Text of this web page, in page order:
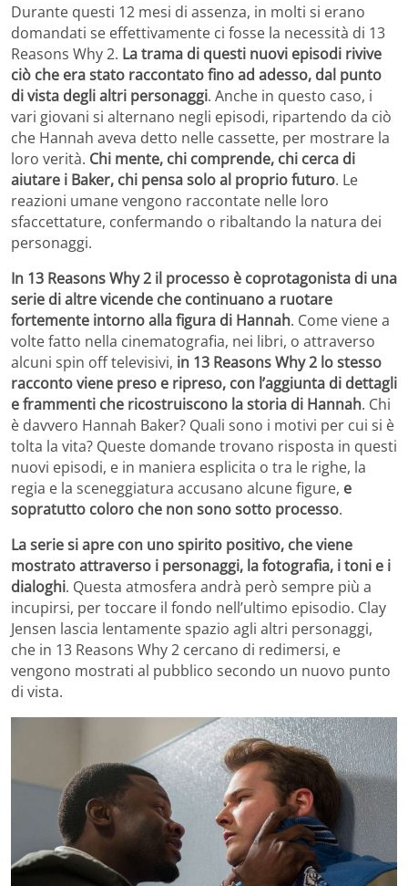
Durante questi 12 mesi di assenza, in molti si erano
domandati se effettivamente ci fosse la necessità di 13
Reasons Why 2. La trama di questi nuovi episodi rivive
ciò che era stato raccontato fino ad adesso, dal punto
di vista degli altri personaggi. Anche in questo caso, i
vari giovani si alternano negli episodi, ripartendo da ciò
che Hannah aveva detto nelle cassette, per mostrare la
loro verità. Chi mente, chi comprende, chi cerca di
aiutare i Baker, chi pensa solo al proprio futuro. Le
reazioni umane vengono raccontate nelle loro
sfaccettature, confermando o ribaltando la natura dei
personaggi.
In 13 Reasons Why 2 il processo è coprotagonista di una
serie di altre vicende che continuano a ruotare
fortemente intorno alla figura di Hannah. Come viene a
volte fatto nella cinematografia, nei libri, o attraverso
alcuni spin off televisivi, in 13 Reasons Why 2 lo stesso
racconto viene preso e ripreso, con l’aggiunta di dettagli
e frammenti che ricostruiscono la storia di Hannah. Chi
è davvero Hannah Baker? Quali sono i motivi per cui si è
tolta la vita? Queste domande trovano risposta in questi
nuovi episodi, e in maniera esplicita o tra le righe, la
regia e la sceneggiatura accusano alcune figure, e
sopratutto coloro che non sono sotto processo.
La serie si apre con uno spirito positivo, che viene
mostrato attraverso i personaggi, la fotografia, i toni e i
dialoghi. Questa atmosfera andrà però sempre più a
incupirsi, per toccare il fondo nell’ultimo episodio. Clay
Jensen lascia lentamente spazio agli altri personaggi,
che in 13 Reasons Why 2 cercano di redimersi, e
vengono mostrati al pubblico secondo un nuovo punto
di vista.